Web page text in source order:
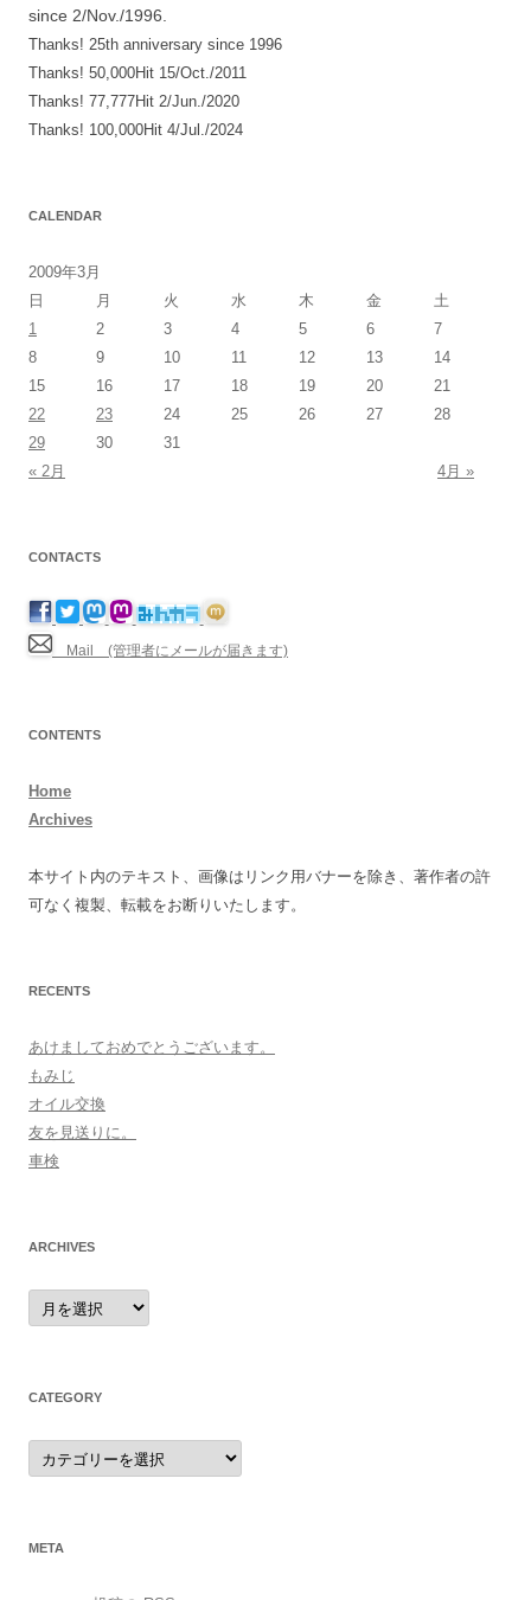
ン
since 2/Nov./1996.
Thanks! 25th anniversary since 1996
Thanks! 50,000Hit 15/Oct./2011
Thanks! 77,777Hit 2/Jun./2020
Thanks! 100,000Hit 4/Jul./2024
CALENDAR
2009年3月
日
月 火 水 木 金
土
1
2 3 4 5 6
7
8
9 10 11 12 13
14
15
16 17 18 19 20
21
22
23 24 25 26 27
28
29
30
31
« 2月
4月 »
CONTACTS
Mail (管理者にメールが届きます)
CONTENTS
Home
Archives
本サイト内のテキスト、画像はリンク用バナーを除き、著作者の許
可なく複製、転載をお断りいたします。
RECENTS
あけましておめでとうございます。
もみじ
オイル交換
友を見送りに。
車検
ARCHIVES
archives
CATEGORY
category
META